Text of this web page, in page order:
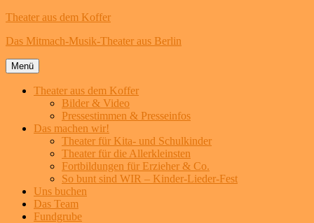
Theater aus dem Koffer
Das Mitmach-Musik-Theater aus Berlin
Menü
Theater aus dem Koffer
Bilder & Video
Pressestimmen & Presseinfos
Das machen wir!
Theater für Kita- und Schulkinder
Theater für die Allerkleinsten
Fortbildungen für Erzieher & Co.
So bunt sind WIR – Kinder-Lieder-Fest
Uns buchen
Das Team
Fundgrube